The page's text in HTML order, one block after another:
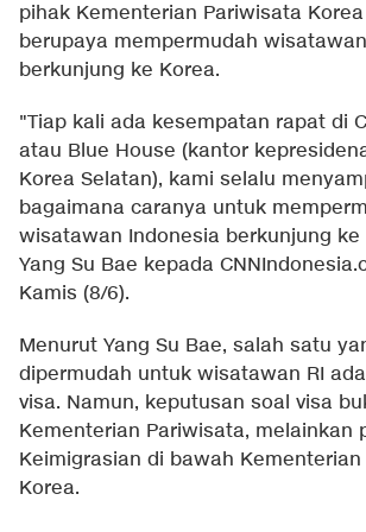
pihak Kementerian Pariwisata
berupaya mempermudah
berkunjung ke Korea.
"Tiap kali ada kesempatan rapat di
atau Blue House (kantor
Korea Selatan), kami selalu
bagaimana caranya untuk
wisatawan Indonesia berkunjung ke
Yang Su Bae kepada
Kamis (8/6).
Menurut Yang Su Bae, salah satu
dipermudah untuk wisatawan RI
visa. Namun, keputusan soal visa
Kementerian Pariwisata, melainkan
Keimigrasian di bawah Kementerian
Korea.